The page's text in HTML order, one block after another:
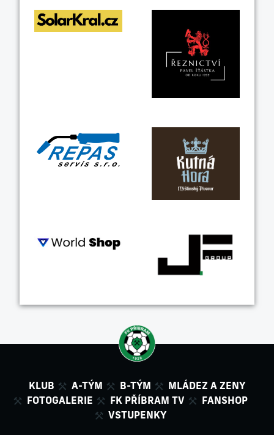
KLUB A-TÝM B-TÝM
MLÁDEZ A ZENY
FOTOGALERIE
FK PŘÍBRAM TV
FANSHOP
VSTUPENKY